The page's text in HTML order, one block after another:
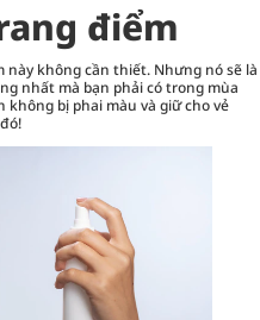
điểm
không cần thiết. Nhưng nó sẽ là
nhất mà bạn phải có trong mùa
không bị phai màu và giữ cho vẻ